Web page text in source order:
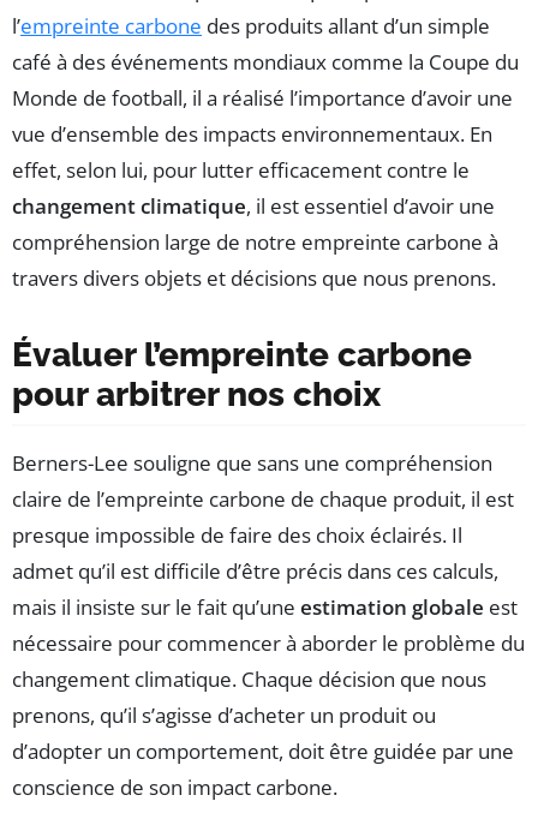
l’empreinte carbone des produits allant d’un simple
café à des événements mondiaux comme la Coupe du
Monde de football, il a réalisé l’importance d’avoir une
vue d’ensemble des impacts environnementaux. En
effet, selon lui, pour lutter efficacement contre le
changement climatique, il est essentiel d’avoir une
compréhension large de notre empreinte carbone à
travers divers objets et décisions que nous prenons.
Évaluer l’empreinte carbone
pour arbitrer nos choix
Berners-Lee souligne que sans une compréhension
claire de l’empreinte carbone de chaque produit, il est
presque impossible de faire des choix éclairés. Il
admet qu’il est difficile d’être précis dans ces calculs,
mais il insiste sur le fait qu’une estimation globale est
nécessaire pour commencer à aborder le problème du
changement climatique. Chaque décision que nous
prenons, qu’il s’agisse d’acheter un produit ou
d’adopter un comportement, doit être guidée par une
conscience de son impact carbone.